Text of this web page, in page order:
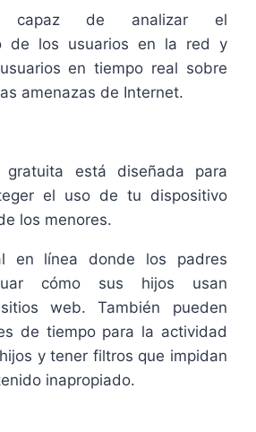
capaz de analizar el
de los usuarios en la red y
en tiempo real sobre
amenazas de Internet.
gratuita está diseñada para
el uso de tu dispositivo
los menores.
en línea donde los padres
cómo sus hijos usan
web. También pueden
de tiempo para la actividad
y tener filtros que impidan
inapropiado.